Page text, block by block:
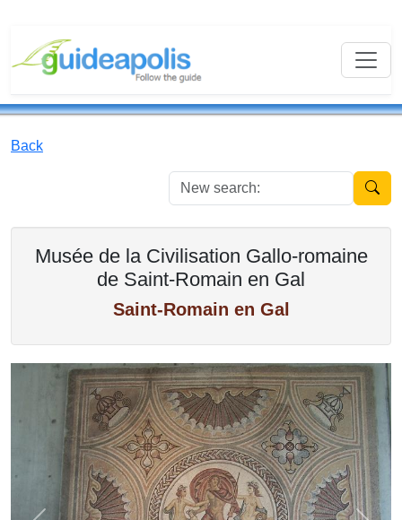
Back
New
Musée de la Civilisation Gallo-romaine
de Saint-Romain en Gal
Saint-Romain en Gal